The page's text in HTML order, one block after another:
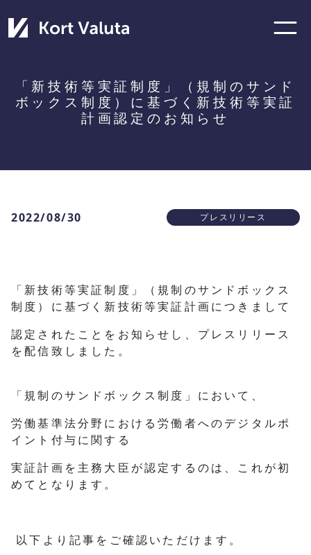
「新技術等実証制度」（規制のサンド
ボックス制度）に基づく新技術等実証
計画認定のお知らせ
2022/08/30 プレスリリース
「新技術等実証制度」（規制のサンドボックス
制度）に基づく新技術等実証計画につきまして
認定されたことをお知らせし、プレスリリース
を配信致しました。
「規制のサンドボックス制度」において、
労働基準法分野における労働者へのデジタルポ
イント付与に関する
実証計画を主務大臣が認定するのは、これが初
めてとなります。
以下より記事をご確認いただけます。